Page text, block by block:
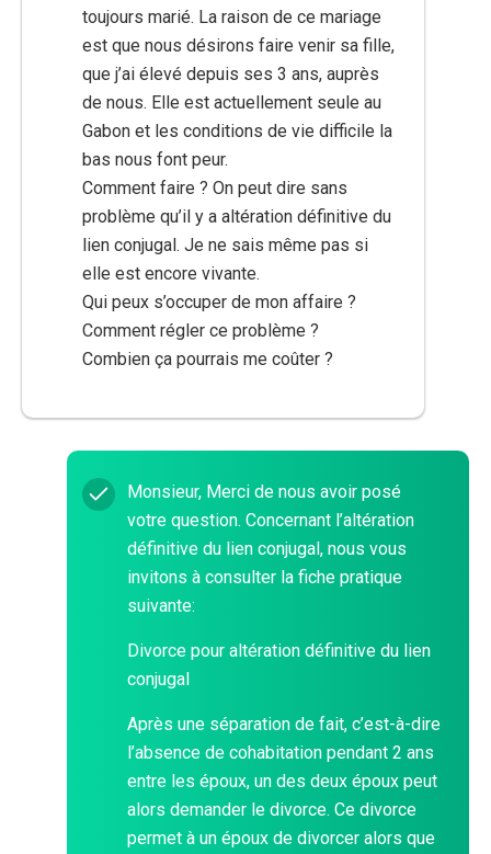
toujours marié. La raison de ce mariage
est que nous désirons faire venir sa fille,
que j’ai élevé depuis ses 3 ans, auprès
de nous. Elle est actuellement seule au
Gabon et les conditions de vie difficile la
bas nous font peur.
Comment faire ? On peut dire sans
problème qu’il y a altération définitive du
lien conjugal. Je ne sais même pas si
elle est encore vivante.
Qui peux s’occuper de mon affaire ?
Comment régler ce problème ?
Combien ça pourrais me coûter ?
Monsieur, Merci de nous avoir posé
votre question. Concernant l’altération
définitive du lien conjugal, nous vous
invitons à consulter la fiche pratique
suivante:
Divorce pour altération définitive du lien
conjugal
Après une séparation de fait, c’est-à-dire
l’absence de cohabitation pendant 2 ans
entre les époux, un des deux époux peut
alors demander le divorce. Ce divorce
permet à un époux de divorcer alors que